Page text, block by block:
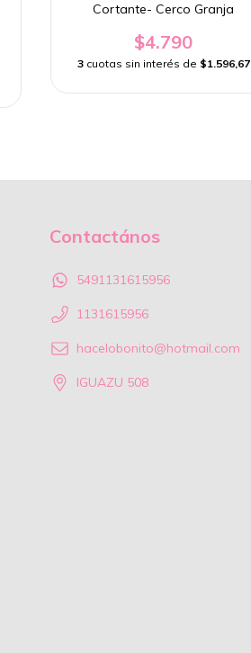
Cortante- Cerco Granja
$4.790
3 cuotas sin interés de $1.596,67
Contactános
5491131615956
1131615956
hacelobonito@hotmail.com
IGUAZU 508